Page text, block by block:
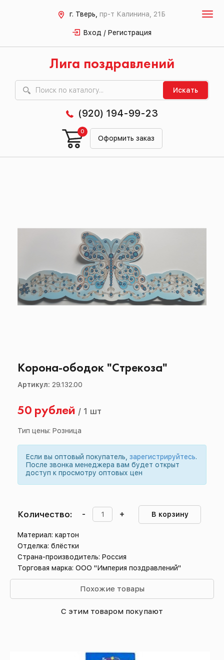
г. Тверь, пр-т Калинина, 21Б
Вход / Регистрация
Лига поздравлений
Искать
(920) 194-99-23
Оформить заказ
0
Корона-ободок "Стрекоза"
Артикул: 29.132.00
50 рублей / 1 шт
Тип цены: Розница
Если вы оптовый покупатель, зарегистрируйтесь.
После звонка менеджера вам будет открыт
доступ к просмотру оптовых цен
Количество: - + В корзину
Материал: картон
Отделка: блёстки
Страна-производитель: Россия
Торговая марка: ООО "Империя поздравлений"
Похожие товары
С этим товаром покупают